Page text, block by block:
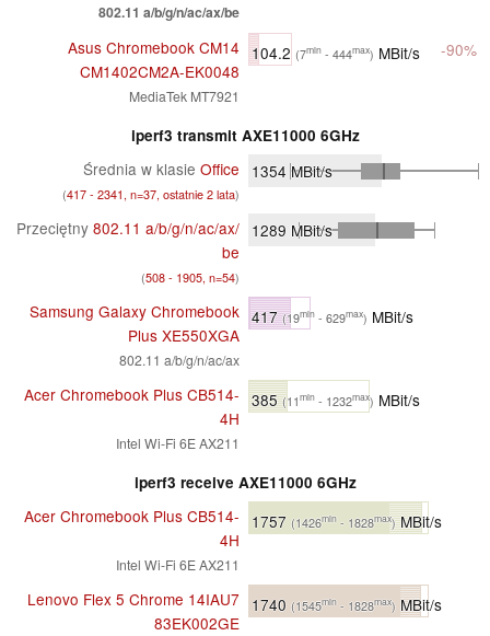
802.11 a/​b/​g/​n/​ac/​ax/​be
Asus Chromebook CM14
CM1402CM2A-EK0048
MediaTek MT7921
104.2 (7min - 444max) MBit/s -90%
iperf3 transmit AXE11000 6GHz
Średnia w klasie Office
(417 - 2341, n=37, ostatnie 2 lata)
1354 MBit/s
Przeciętny 802.11 a/​b/​g/​n/​ac/​ax/​
be
(508 - 1905, n=54)
1289 MBit/s
Samsung Galaxy Chromebook
Plus XE550XGA
802.11 a/b/g/n/ac/ax
417 (19min - 629max) MBit/s
Acer Chromebook Plus CB514-
4H
Intel Wi-Fi 6E AX211
385 (11min - 1232max) MBit/s
iperf3 receive AXE11000 6GHz
Acer Chromebook Plus CB514-
4H
Intel Wi-Fi 6E AX211
1757 (1426min - 1828max)MBit/s
Lenovo Flex 5 Chrome 14IAU7
83EK002GE
1740 (1545min - 1828max) MBit/s